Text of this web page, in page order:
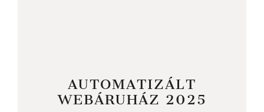
AUTOMATIZÁLT
WEBÁRUHÁZ 2025